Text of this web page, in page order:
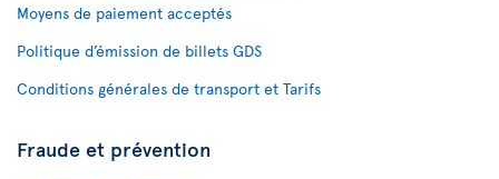
Moyens de paiement acceptés
Politique d’émission de billets GDS
Conditions générales de transport et Tarifs
Fraude et prévention